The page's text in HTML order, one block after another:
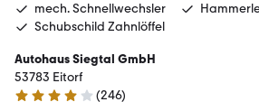
mech. Schnellwechsler
Schubschild Zahnlöffel
Autohaus Siegtal GmbH
53783 Eitorf
(246)